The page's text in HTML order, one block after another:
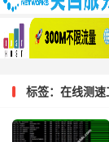
标签：在线测速